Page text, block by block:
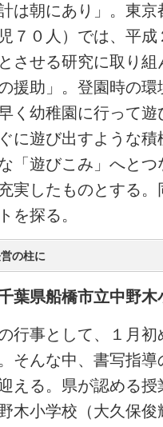
は朝にあり」。東京
７０人）では、平
させる研究に取り
援助」。登園時の
く幼稚園に行って
に遊び出すような
「遊びこみ」へと
実したものとする
を探る。
の柱に
葉県船橋市立中野木
行事として、１月初
そんな中、書写指
える。県が認める
木小学校（大久保